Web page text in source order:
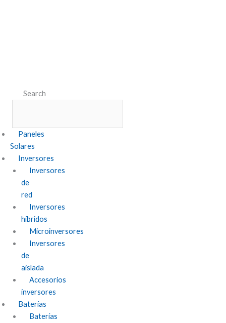
Search
Paneles
Solares
Inversores
Inversores
de
red
Inversores
híbridos
Microinversores
Inversores
de
aislada
Accesorios
inversores
Baterías
Baterías